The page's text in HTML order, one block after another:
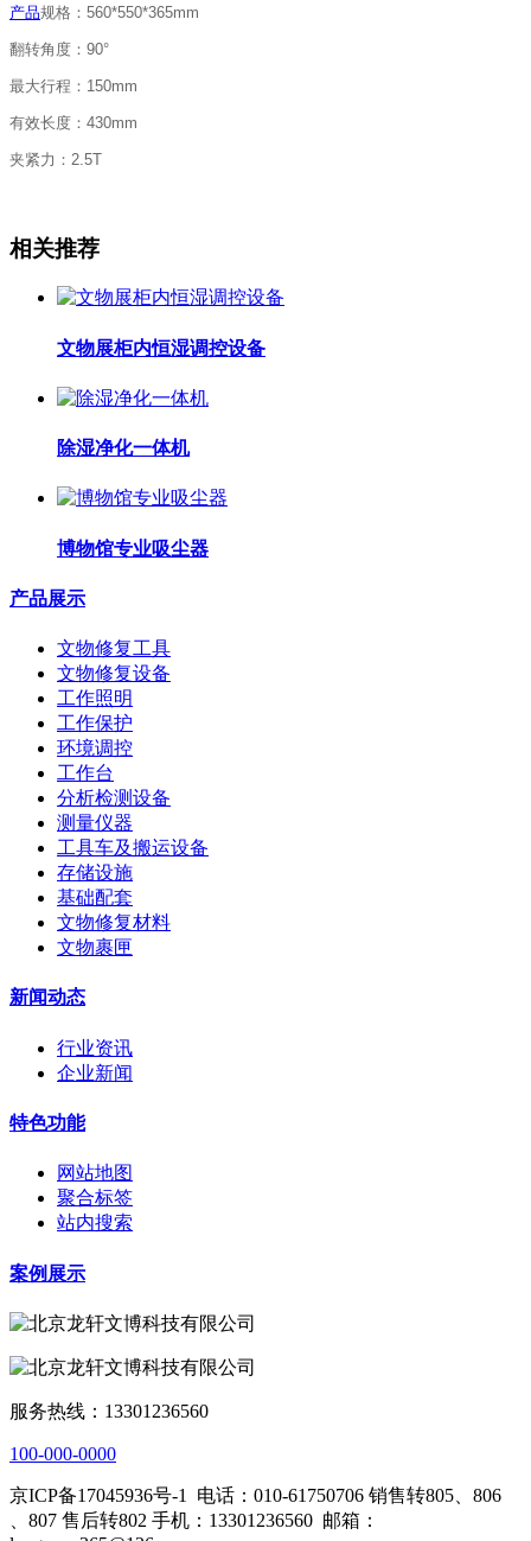
产品规格：560*550*365mm
翻转角度：90°
最大行程：150mm
有效长度：430mm
夹紧力：2.5T
相关推荐
文物展柜内恒湿调控设备
除湿净化一体机
博物馆专业吸尘器
产品展示
文物修复工具
文物修复设备
工作照明
工作保护
环境调控
工作台
分析检测设备
测量仪器
工具车及搬运设备
存储设施
基础配套
文物修复材料
文物裹匣
新闻动态
行业资讯
企业新闻
特色功能
网站地图
聚合标签
站内搜索
案例展示
服务热线：13301236560
100-000-0000
京ICP备17045936号-1
电话：010-61750706 销售转805、806
、807 售后转802 手机：13301236560 邮箱：